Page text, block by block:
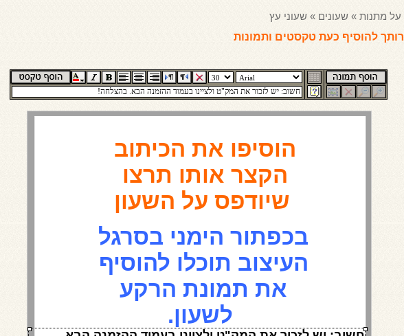
מתנות » שעונים » שעוני עץ
להוסיף כעת טקסטים ותמונות
שיודפס על השעון
לשעון.